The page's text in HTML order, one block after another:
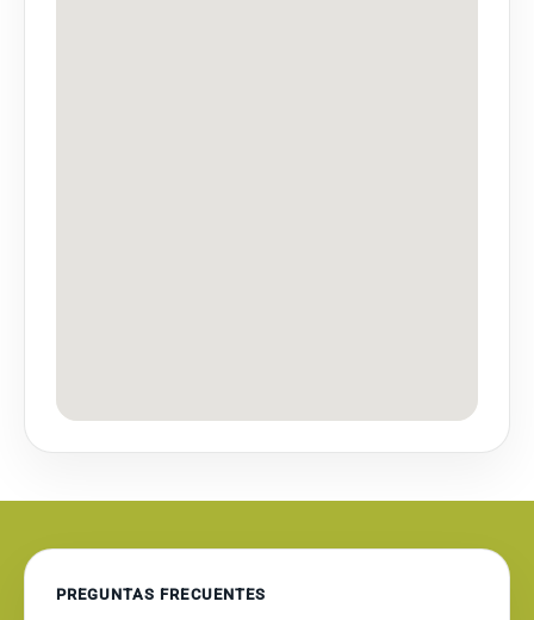
PREGUNTAS FRECUENTES